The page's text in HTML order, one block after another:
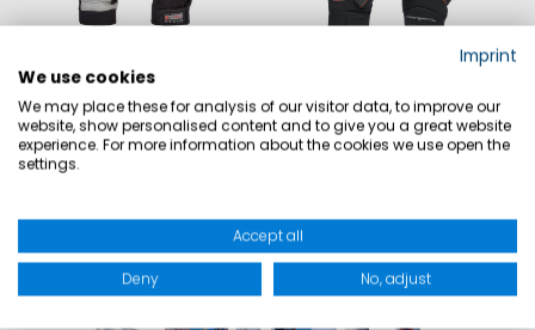
AGT 38 Handschuhe
32,90 €
AGT 32 Handschuhe
Imprint
We use cookies
We may place these for analysis of our visitor data, to improve our
website, show personalised content and to give you a great website
experience. For more information about the cookies we use open the
settings.
Accept all
Deny No, adjust